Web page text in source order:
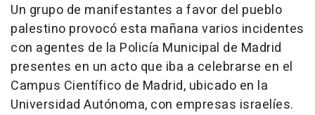
Un grupo de manifestantes a favor del pueblo
palestino provocó esta mañana varios incidentes
con agentes de la Policía Municipal de Madrid
presentes en un acto que iba a celebrarse en el
Campus Científico de Madrid, ubicado en la
Universidad Autónoma, con empresas israelíes.